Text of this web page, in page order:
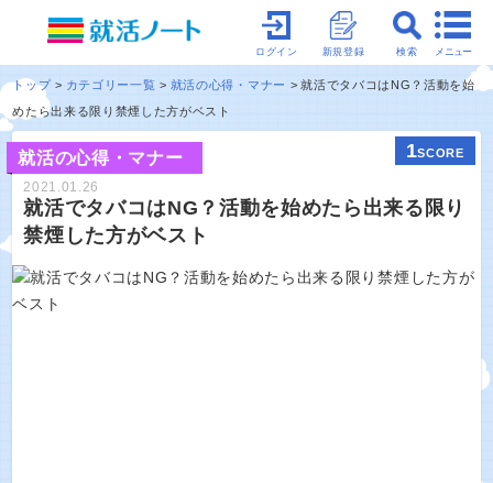
メニュー
検索
新規登録
ログイン
トップ カテゴリー一覧 就活の心得・マナー
就活でタバコはNG？活動を始
めたら出来る限り禁煙した方がベスト
就活の心得・マナー 1SCORE
2021.01.26
就活でタバコはNG？活動を始めたら出来る限り
禁煙した方がベスト